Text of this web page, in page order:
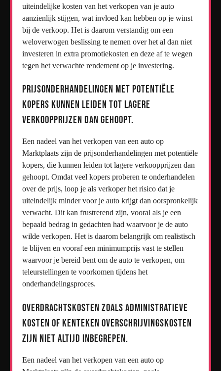
uiteindelijke kosten van het verkopen van je auto
aanzienlijk stijgen, wat invloed kan hebben op je winst
bij de verkoop. Het is daarom verstandig om een
weloverwogen beslissing te nemen over het al dan niet
investeren in extra promotiekosten en deze af te wegen
tegen het verwachte rendement op je investering.
Prijsonderhandelingen met potentiële
kopers kunnen leiden tot lagere
verkoopprijzen dan gehoopt.
Een nadeel van het verkopen van een auto op
Marktplaats zijn de prijsonderhandelingen met potentiële
kopers, die kunnen leiden tot lagere verkoopprijzen dan
gehoopt. Omdat veel kopers proberen te onderhandelen
over de prijs, loop je als verkoper het risico dat je
uiteindelijk minder voor je auto krijgt dan oorspronkelijk
verwacht. Dit kan frustrerend zijn, vooral als je een
bepaald bedrag in gedachten had waarvoor je de auto
wilde verkopen. Het is daarom belangrijk om realistisch
te blijven en vooraf een minimumprijs vast te stellen
waarvoor je bereid bent om de auto te verkopen, om
teleurstellingen te voorkomen tijdens het
onderhandelingsproces.
Overdrachtskosten zoals administratieve
kosten of kenteken overschrijvingskosten
zijn niet altijd inbegrepen.
Een nadeel van het verkopen van een auto op